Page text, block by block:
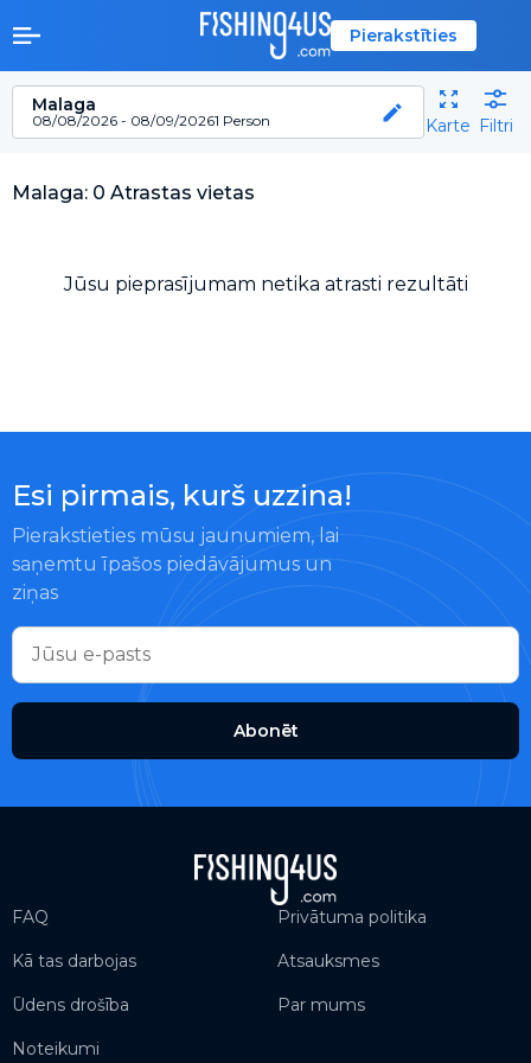
Pierakstīties
Malaga
08/08/2026 - 08/09/20261 Person Karte Filtri
Malaga: 0 Atrastas vietas
Jūsu pieprasījumam netika atrasti rezultāti
Esi pirmais, kurš uzzina!
Pierakstieties mūsu jaunumiem, lai
saņemtu īpašos piedāvājumus un
ziņas
Abonēt
FAQ
Kā tas darbojas
Ūdens drošība
Noteikumi
Privātuma politika
Atsauksmes
Par mums